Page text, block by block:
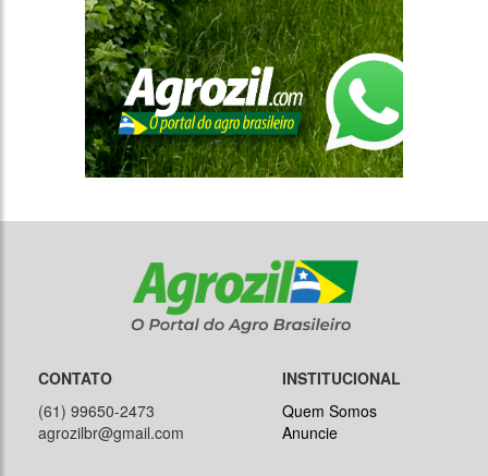
CONTATO
(61) 99650-2473
agrozilbr@gmail.com
INSTITUCIONAL
Quem Somos
Anuncie